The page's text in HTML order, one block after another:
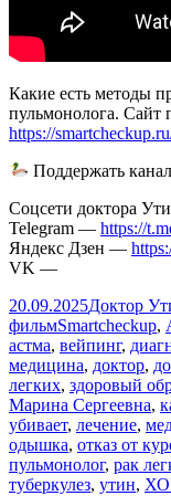
Какие есть методы
пульмонолога.
https://
Поддержать
Соцсети доктора
Telegram — https://
Яндекс Дзен —
VK —
Опубликовано
20.09.2025Автор
Доктор
фильмМетки
Smartcheckup,
астма, вейпинг,
медицина, доктор,
легких, здоровый
Марина Сергеевна,
убивает, лечение,
одышка, отказ от
пульмонолог, рак
туберкулез, утин,